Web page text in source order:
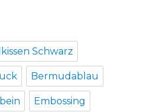
Schwarz
Bermudablau
Embossing